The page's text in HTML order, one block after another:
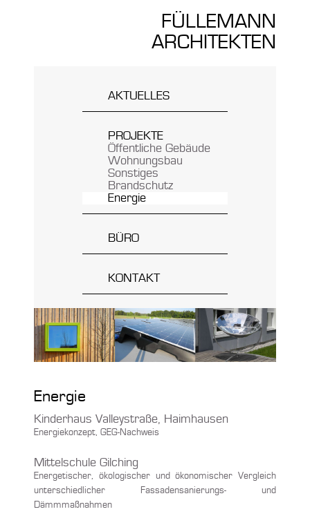
FÜLLEMANN
ARCHITEKTEN
AKTUELLES
PROJEKTE
Öffentliche Gebäude
Wohnungsbau
Sonstiges
Brandschutz
Energie
BÜRO
Team
Philosophie
KONTAKT
Energie
Kinderhaus Valleystraße, Haimhausen
Energiekonzept, GEG-Nachweis
Mittelschule Gilching
Energetischer, ökologischer und ökonomischer Vergleich
unterschiedlicher Fassadensanierungs- und
Dämmmaßnahmen